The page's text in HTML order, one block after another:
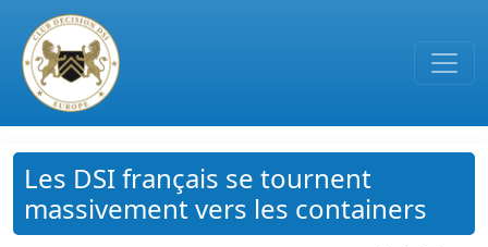
Passer au contenu principal
Les DSI français se tournent
massivement vers les containers